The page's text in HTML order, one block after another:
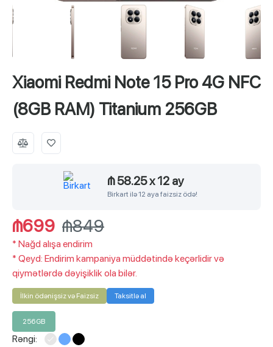
Xiaomi Redmi Note 15 Pro 4G NFC
(8GB RAM) Titanium 256GB
₼ 58.25x 12 ay
Birkart ilə 12 aya faizsiz ödə!
₼699 ₼849
* Nağd alışa endirim
* Qeyd: Endirim kampaniya müddətində keçərlidir və
qiymətlərdə dəyişiklik ola bilər.
İlkin ödənişsiz və Faizsiz Taksitlə al
256GB
Rəngi: